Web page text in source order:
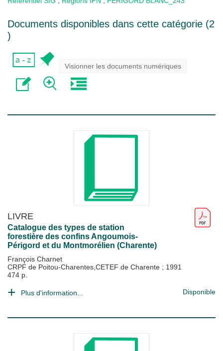
Documents disponibles dans cette catégorie (2
)
Visionner les documents numériques
LIVRE
Catalogue des types de station
forestière des confins Angoumois-
Périgord et du Montmorélien (Charente)
François Charnet
CRPF de Poitou-Charentes,CETEF de Charente ; 1991
474 p.
Plus d'information... Disponible